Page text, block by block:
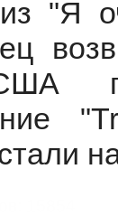
"Я